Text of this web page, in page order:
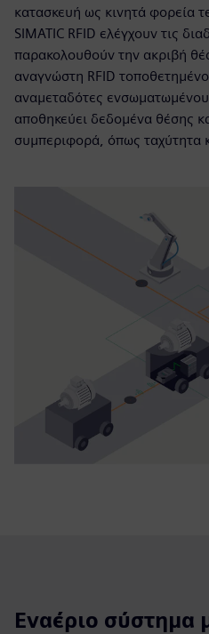
κατασκευή ως κινητά φορεία
SIMATIC RFID ελέγχουν τις
παρακολουθούν την ακριβή
αναγνώστη RFID
αναμεταδότες
αποθηκεύει δεδομένα θέσης
συμπεριφορά, όπως ταχύτητα
Εναέριο σύστημα